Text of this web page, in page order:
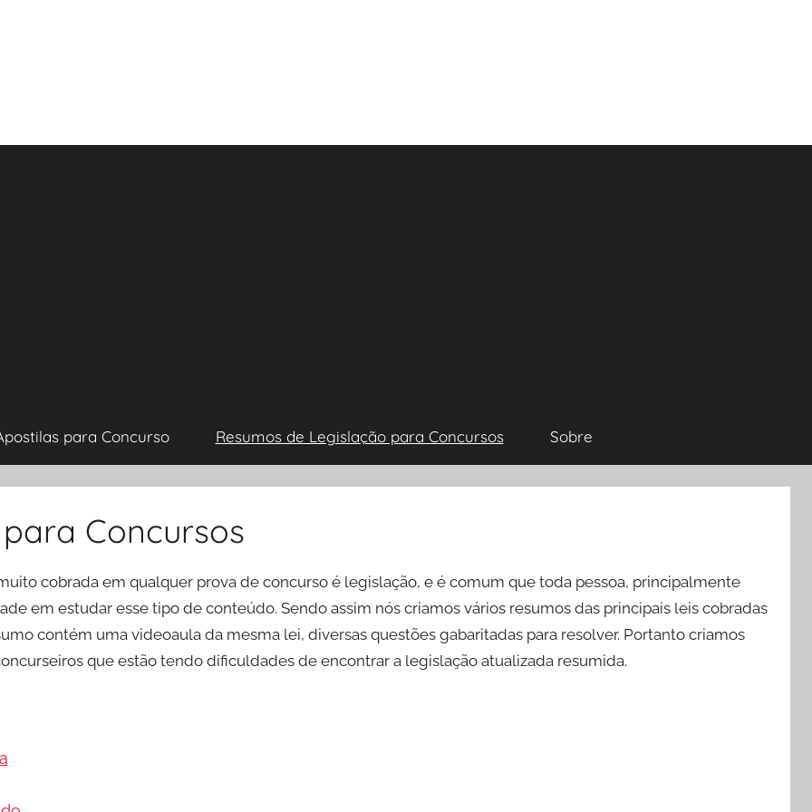
para Concurso Resumos de Legislação para Concursos Sobre
Concursos
cobrada em qualquer prova de concurso é legislação, e é comum que toda pessoa, principalmente
em estudar esse tipo de conteúdo. Sendo assim nós criamos vários resumos das principais leis cobradas
contém uma videoaula da mesma lei, diversas questões gabaritadas para resolver. Portanto criamos
que estão tendo dificuldades de encontrar a legislação atualizada resumida.